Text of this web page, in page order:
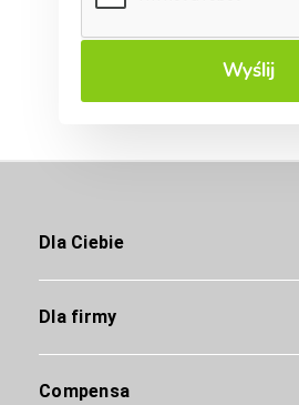
Wyślij
Dla Ciebie
Dla firmy
Compensa